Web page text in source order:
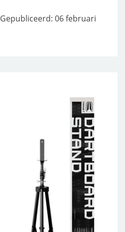
Gepubliceerd: 06 februari